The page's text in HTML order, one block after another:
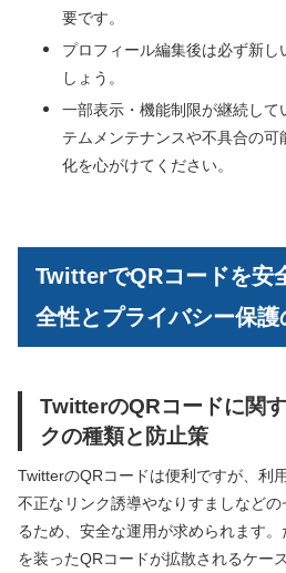
要です。
プロフィール編集後は必ず新し
しょう。
一部表示・機能制限が継続して
テムメンテナンスや不具合の
化を心がけてください。
TwitterでQRコードを安
全性とプライバシー保護
TwitterのQRコードに関
クの種類と防止策
TwitterのQRコードは便利ですが、利
不正なリンク誘導やなりすましなど
るため、安全な運用が求められます
を装ったQRコードが拡散されるケー